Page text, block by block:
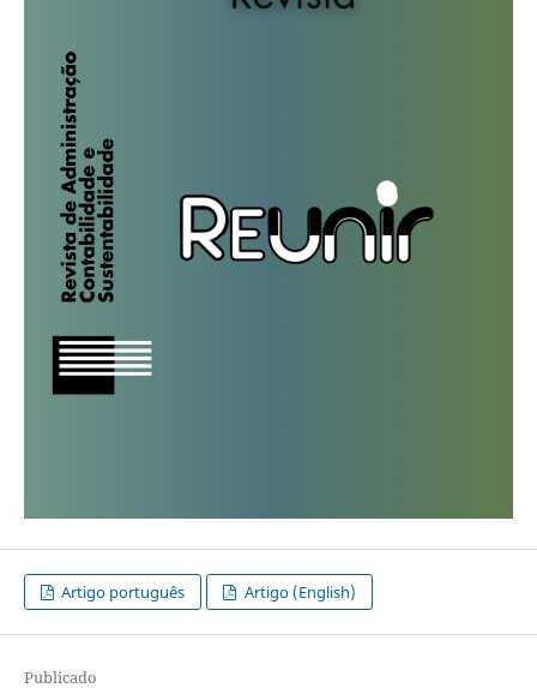
Artigo português Artigo (English)
Publicado